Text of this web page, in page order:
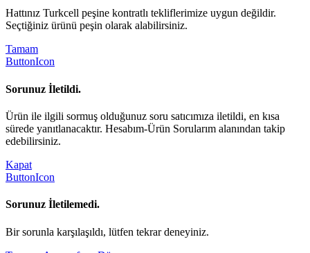
Hattınız Turkcell peşine kontratlı tekliflerimize uygun değildir.
Seçtiğiniz ürünü peşin olarak alabilirsiniz.
Tamam
ButtonIcon
Sorunuz İletildi.
Ürün ile ilgili sormuş olduğunuz soru satıcımıza iletildi, en kısa
sürede yanıtlanacaktır. Hesabım-Ürün Sorularım alanından takip
edebilirsiniz.
Kapat
ButtonIcon
Sorunuz İletilemedi.
Bir sorunla karşılaşıldı, lütfen tekrar deneyiniz.